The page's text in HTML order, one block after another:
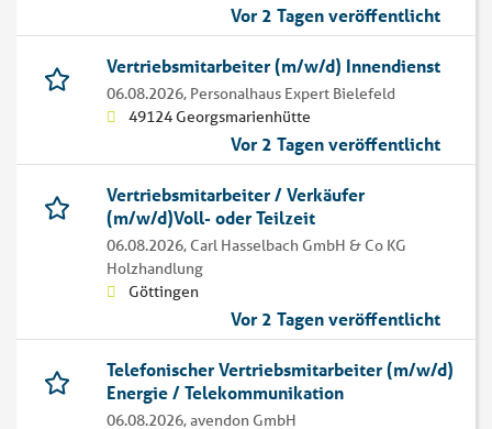
Vor 2 Tagen veröffentlicht
Vertriebsmitarbeiter (m/w/d) Innendienst
06.08.2026, Personalhaus Expert Bielefeld
49124 Georgsmarienhütte
Vor 2 Tagen veröffentlicht
Vertriebsmitarbeiter / Verkäufer
(m/w/d)Voll- oder Teilzeit
06.08.2026, Carl Hasselbach GmbH & Co KG
Holzhandlung
Göttingen
Vor 2 Tagen veröffentlicht
Telefonischer Vertriebsmitarbeiter (m/w/d)
Energie / Telekommunikation
06.08.2026,avendon GmbH